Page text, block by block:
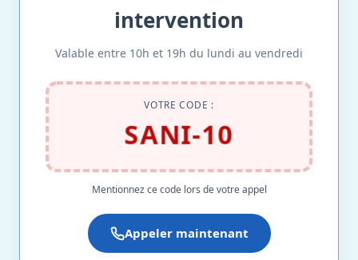
intervention
Valable entre 10h et 19h du lundi au vendredi
VOTRE CODE :
SANI-10
Mentionnez ce code lors de votre appel
Appeler maintenant